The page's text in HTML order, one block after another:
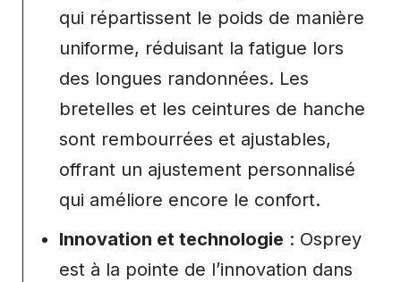
qui répartissent le poids de manière
uniforme, réduisant la fatigue lors
des longues randonnées. Les
bretelles et les ceintures de hanche
sont rembourrées et ajustables,
offrant un ajustement personnalisé
qui améliore encore le confort.
Innovation et technologie : Osprey
est à la pointe de l’innovation dans